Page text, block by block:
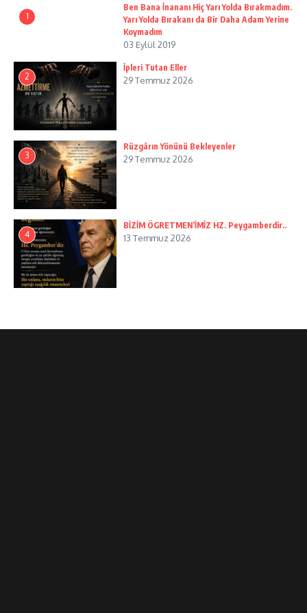
1
Ben Bana İnananı Hiç Yarı Yolda Bırakmadım.
Yarı Yolda Bırakanı da Bir Daha Adam Yerine
Koymadım
03 Eylül 2019
2
İpleri Tutan Eller
29 Temmuz 2026
3
Rüzgârın Yönünü Bekleyenler
29 Temmuz 2026
4
BİZİM ÖGRETMEN’İMİZ HZ. Peygamberdir..
13 Temmuz 2026